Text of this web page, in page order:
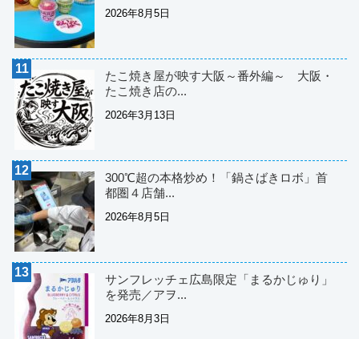
2026年8月5日
たこ焼き屋が映す大阪～番外編～ 大阪・
たこ焼き店の...
2026年3月13日
300℃超の本格炒め！「鍋さばきロボ」首
都圏４店舗...
2026年8月5日
サンフレッチェ広島限定「まるかじゅり」
を発売／アヲ...
2026年8月3日